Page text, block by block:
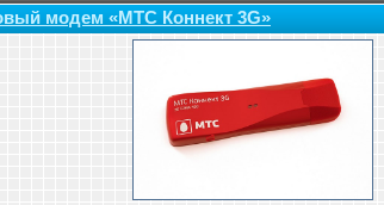
модем «МТС Коннект 3G»